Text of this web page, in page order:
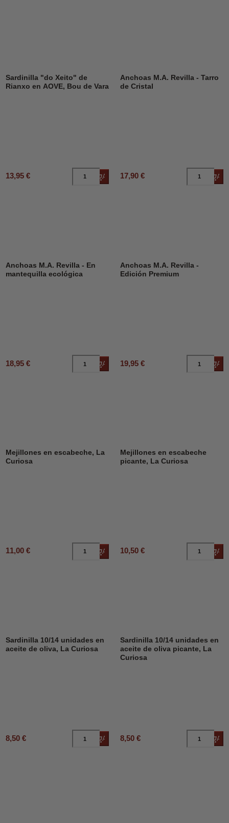
Sardinilla "do Xeito" de
Rianxo en AOVE, Bou de Vara
13,95 € Añadir al carrito
Anchoas M.A. Revilla - Tarro
de Cristal
17,90 €
Anchoas M.A. Revilla - En
mantequilla ecológica
18,95 € Añadir al carrito
Anchoas M.A. Revilla -
Edición Premium
19,95 €
Mejillones en escabeche, La
Curiosa
11,00 € Añadir al carrito
Mejillones en escabeche
picante, La Curiosa
10,50 €
Sardinilla 10/14 unidades en
aceite de oliva, La Curiosa
8,50 € Añadir al carrito
Sardinilla 10/14 unidades en
aceite de oliva picante, La
Curiosa
8,50 €